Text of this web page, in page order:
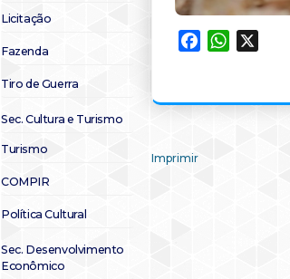
Licitação
Fazenda
Tiro de Guerra
Sec. Cultura e Turismo
Turismo
COMPIR
Política Cultural
Sec. Desenvolvimento
Econômico
FacebookWhatsApp
Imprimir